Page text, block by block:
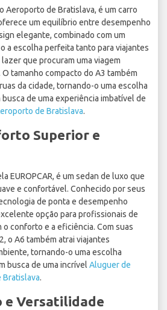
Aeroporto de Bratislava, é um carro
um equilíbrio entre desempenho
elegante, combinado com um
a escolha perfeita tanto para viajantes
que procuram uma viagem
tamanho compacto do A3 também
da cidade, tornando-o uma escolha
de uma experiência imbatível de
de Bratislava.
Superior e
EUROPCAR, é um sedan de luxo que
e confortável. Conhecido por seus
de ponta e desempenho
opção para profissionais de
conforto e a eficiência. Com suas
o A6 também atrai viajantes
tornando-o uma escolha
busca de uma incrível Aluguer de
Bratislava.
e Versatilidade